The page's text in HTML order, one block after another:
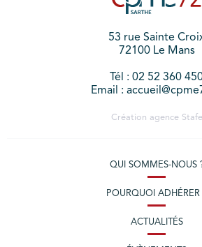
53 rue Sainte
72100 Le Mans
Tél : 02 52 360
Email :
Création agence Stafe
QUI SOMMES-NOUS
POURQUOI ADHÉRER
ACTUALITÉS